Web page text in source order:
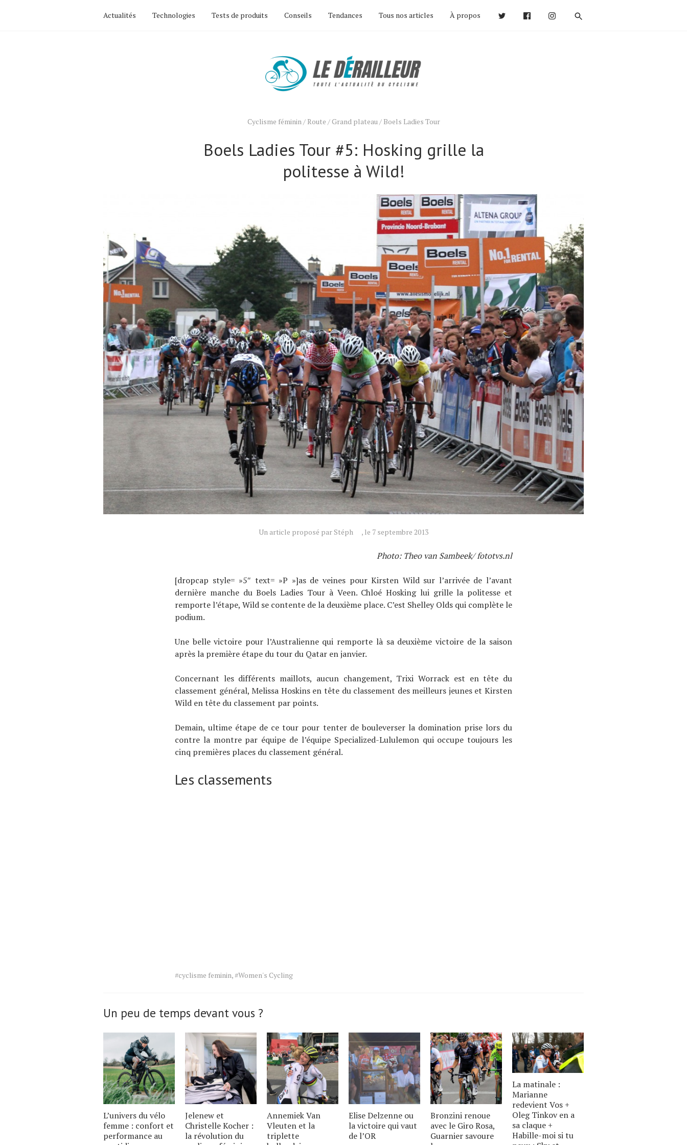
Actualités Technologies Tests de produits Conseils Tendances Tous nos articles À propos
Cyclisme féminin/ Route / Grand plateau/ Boels Ladies Tour
Boels Ladies Tour #5: Hosking grille la
politesse à Wild!
Un article proposé par Stéph , le 7 septembre 2013
Photo: Theo van Sambeek/ fototvs.nl
[dropcap style= »5″ text= »P »]as de veines pour Kirsten Wild sur l’arrivée de l’avant
dernière manche du Boels Ladies Tour à Veen. Chloé Hosking lui grille la politesse et
remporte l’étape, Wild se contente de la deuxième place. C’est Shelley Olds qui complète le
podium.
Une belle victoire pour l’Australienne qui remporte là sa deuxième victoire de la saison
après la première étape du tour du Qatar en janvier.
Concernant les différents maillots, aucun changement, Trixi Worrack est en tête du
classement général, Melissa Hoskins en tête du classement des meilleurs jeunes et Kirsten
Wild en tête du classement par points.
Demain, ultime étape de ce tour pour tenter de bouleverser la domination prise lors du
contre la montre par équipe de l’équipe Specialized-Lululemon qui occupe toujours les
cinq premières places du classement général.
Les classements
Tags
#cyclisme feminin,#Women's Cycling
Un peu de temps devant vous ?
L’univers du vélo
femme : confort et
performance au
Jelenew et
Christelle Kocher :
la révolution du
Annemiek Van
Vleuten et la
triplette
Elise Delzenne ou
la victoire qui vaut
de l’OR
Bronzini renoue
avec le Giro Rosa,
Guarnier savoure
La matinale :
Marianne
redevient Vos +
Oleg Tinkov en a
sa claque +
Habille-moi si tu